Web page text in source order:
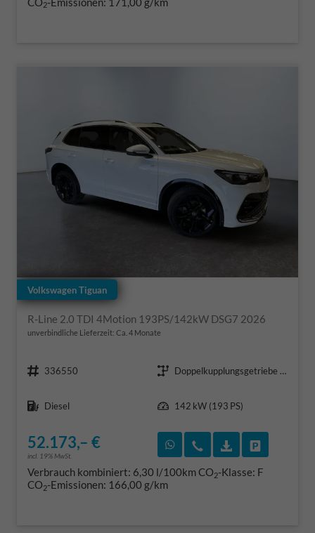
2
Volkswagen Tiguan
R-Line 2.0 TDI 4Motion 193PS/142kW DSG7 2026
unverbindliche Lieferzeit: Ca. 4 Monate
336550
Doppelkupplungsgetriebe (DSG)
Diesel
142 kW (193 PS)
52.173,– €
incl. 19% MwSt.
Rückruf vereinbaren
Wir rufen Sie an
Verbrauch kombiniert: 6,30 l/100kmCO2-Klasse: F
CO2-Emissionen: 166,00 g/km